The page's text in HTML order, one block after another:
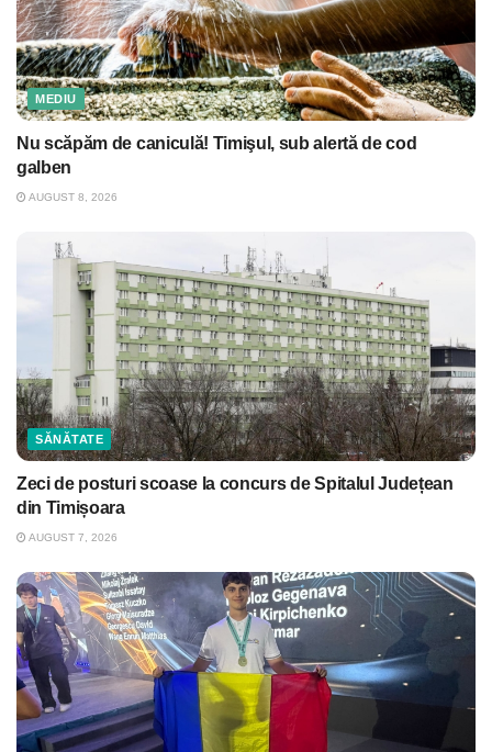
MEDIU
Nu scăpăm de caniculă! Timişul, sub alertă de cod
galben
AUGUST 8, 2026
SĂNĂTATE
Zeci de posturi scoase la concurs de Spitalul Județean
din Timișoara
AUGUST 7, 2026